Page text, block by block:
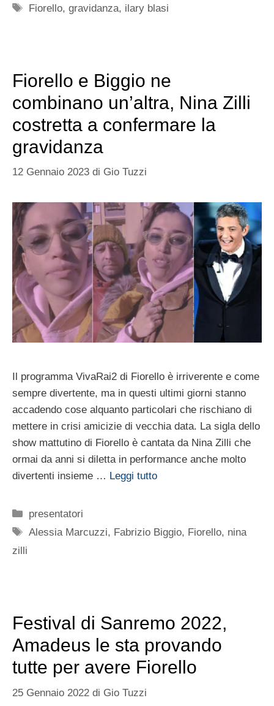
Tag
Fiorello,gravidanza, ilary blasi
Fiorello e Biggio ne
combinano un’altra, Nina Zilli
costretta a confermare la
gravidanza
12 Gennaio 2023 di Gio Tuzzi
Il programma VivaRai2 di Fiorello è irriverente e come
sempre divertente, ma in questi ultimi giorni stanno
accadendo cose alquanto particolari che rischiano di
mettere in crisi amicizie di vecchia data. La sigla dello
show mattutino di Fiorello è cantata da Nina Zilli che
ormai da anni si diletta in performance anche molto
divertenti insieme … Leggi tutto
Categorie
presentatori
Tag
Alessia Marcuzzi, Fabrizio Biggio, Fiorello, nina
zilli
Festival di Sanremo 2022,
Amadeus le sta provando
tutte per avere Fiorello
25 Gennaio 2022 di Gio Tuzzi